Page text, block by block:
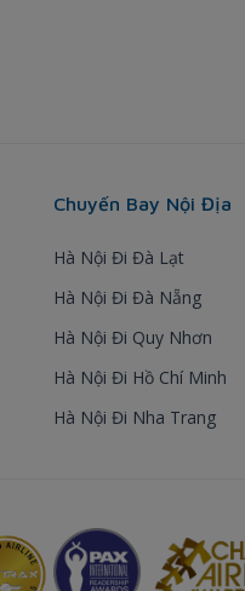
Chuyến Bay Nội Địa
Hà Nội Đi Đà Lạt
Hà Nội Đi Đà Nẵng
Hà Nội Đi Quy Nhơn
Hà Nội Đi Hồ Chí Minh
Hà Nội Đi Nha Trang